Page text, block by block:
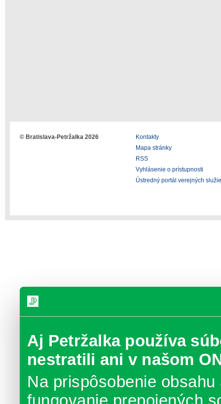
Aj Petržalka používa
nestratili ani v našom
Na prispôsobenie
© Bratislava-Petržalka 2026
Kontakty
Mapa stránky
RSS
Vyhlásenie o prístupnosti
Ústredný portál verejných